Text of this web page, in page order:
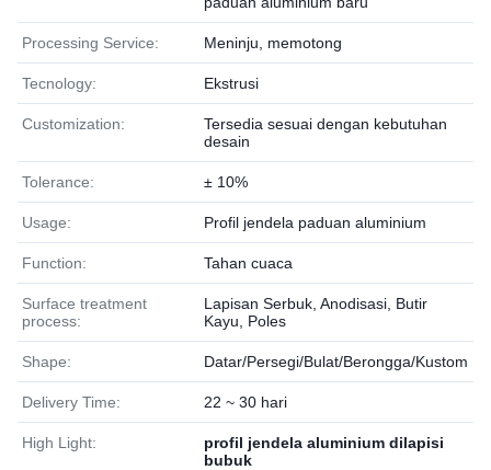
Processing Service: Meninju, memotong
Tecnology: Ekstrusi
Customization:
Tersedia sesuai dengan kebutuhan
desain
Tolerance: ± 10%
Usage: Profil jendela paduan aluminium
Function: Tahan cuaca
Surface treatment
process:
Lapisan Serbuk, Anodisasi, Butir
Kayu, Poles
Shape: Datar/Persegi/Bulat/Berongga/Kustom
Delivery Time: 22 ~ 30 hari
High Light:
profil jendela aluminium dilapisi
bubuk